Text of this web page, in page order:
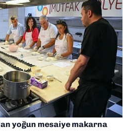
yoğun mesaiye makarna